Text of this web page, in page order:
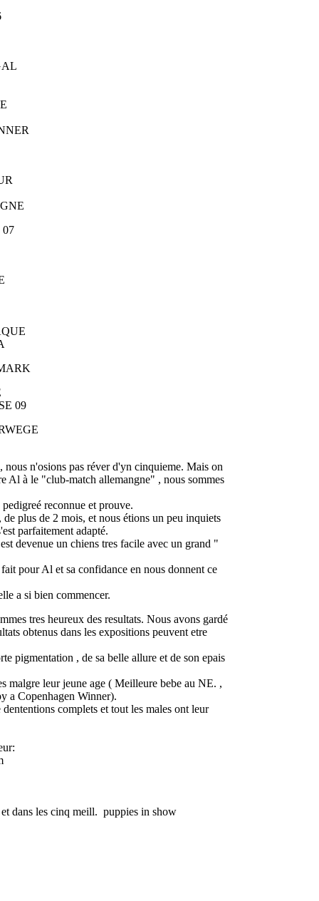
nous n'osions pas réver d'yn cinquieme. Mais on
Al à le "club-match allemangne" , nous sommes
reconnue et prouve.
plus de 2 mois, et nous étions un peu inquiets
parfaitement adapté.
devenue un chiens tres facile avec un grand "
pour Al et sa confidance en nous donnent ce
a si bien commencer.
tres heureux des resultats. Nous avons gardé
obtenus dans les expositions peuvent etre
pigmentation , de sa belle allure et de son epais
malgre leur jeune age ( Meilleure bebe au NE. ,
a Copenhagen Winner).
complets et tout les males ont leur
dans les cinq meill. puppies in show